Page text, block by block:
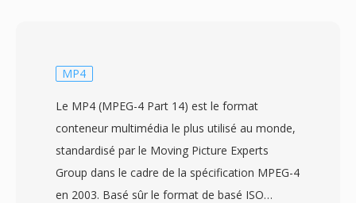
MP4
Le MP4 (MPEG-4 Part 14) est le format
conteneur multimédia le plus utilisé au monde,
standardisé par le Moving Picture Experts
Group dans le cadre de la spécification MPEG-4
en 2003. Basé sûr le format de basé ISO